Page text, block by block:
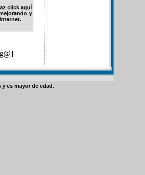
click aquí
y
]
y es mayor de edad.